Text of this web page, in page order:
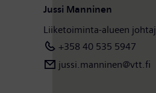
Jussi Manninen
Liiketoiminta-alueen
+358 40 535 5947
jussi.manninen​​@vtt.fi